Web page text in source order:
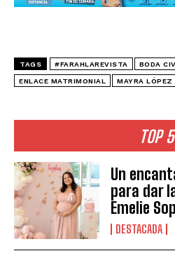
TOP 5
Un
para dar
Emelie
DESTACADA
TAGS #FARAHLAREVISTA BODA
ENLACE MATRIMONIAL MAYRA LÓPEZ